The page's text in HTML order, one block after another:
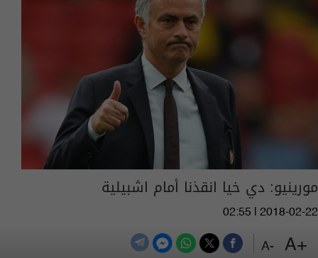
+A
-A
مورينيو: دي خيا انقذنا أمام اشبيلية
02:55 | 2018-02-22